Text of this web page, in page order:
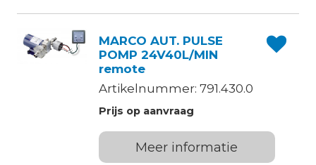
MARCO AUT. PULSE
POMP 24V40L/MIN
remote
Artikelnummer: 791.430.0
Prijs op aanvraag
Meer informatie